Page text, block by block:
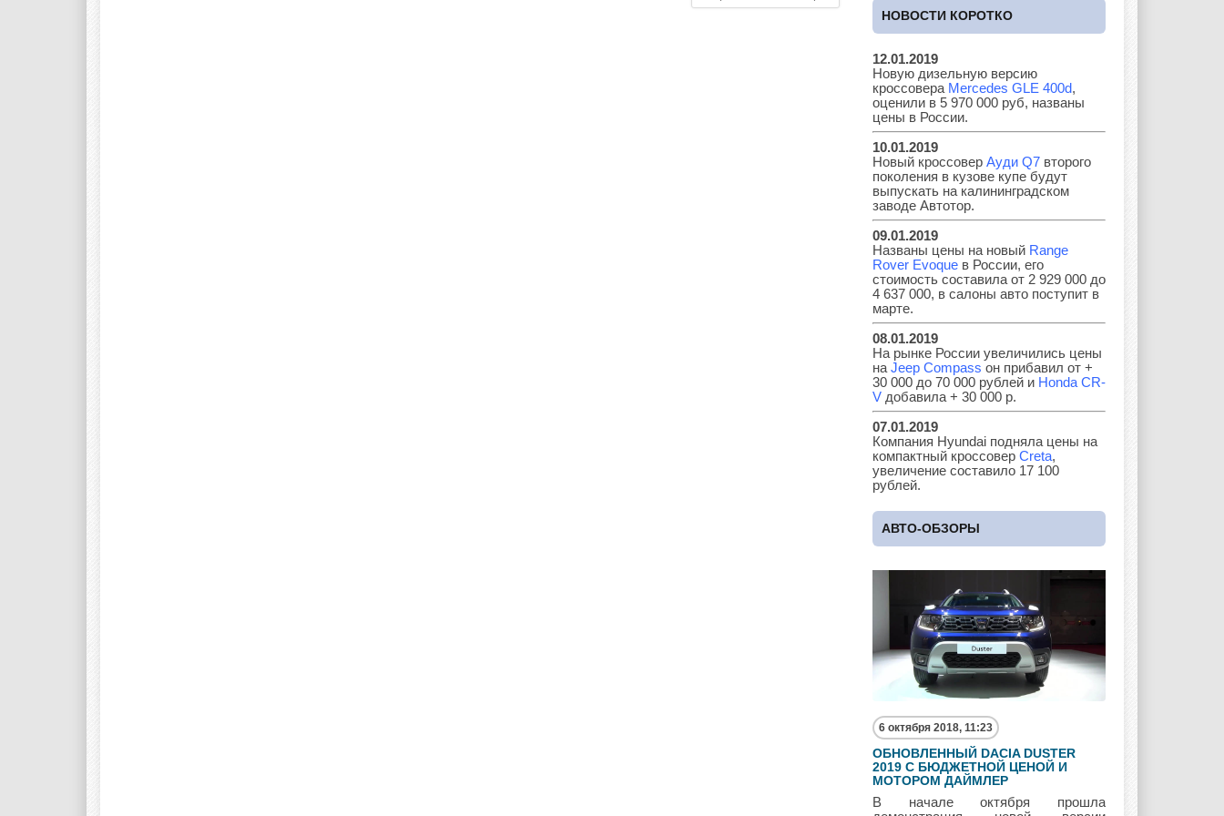
Great Wall GAC
Geely Holden Honda
Hyundai Infiniti JAC
Jaguar Jeep
Lada Lamborghini Lancia
Land Rover
Lotus Lincoln Maserati
Mazda
Mercury Mini Mitsubishi
Nissan Opel Pagani
НОВОСТИ КОРОТКО
12.01.2019
Новую дизельную версию
кроссовера Mercedes GLE 400d,
оценили в 5 970 000 руб, названы
цены в России.
10.01.2019
Новый кроссовер Ауди Q7 второго
поколения в кузове купе будут
выпускать на калининградском
заводе Автотор.
09.01.2019
Названы цены на новый Range
Rover Evoque в России, его
стоимость составила от 2 929 000 до
4 637 000, в салоны авто поступит в
марте.
08.01.2019
На рынке России увеличились цены
на Jeep Compass он прибавил от +
30 000 до 70 000 рублей и Honda CR-
V добавила + 30 000 р.
07.01.2019
Компания Hyundai подняла цены на
компактный кроссовер Creta,
увеличение составило 17 100
рублей.
АВТО-ОБЗОРЫ
6 октября 2018, 11:23
ОБНОВЛЕННЫЙ DACIA DUSTER
2019 С БЮДЖЕТНОЙ ЦЕНОЙ И
МОТОРОМ ДАЙМЛЕР
В начале октября прошла